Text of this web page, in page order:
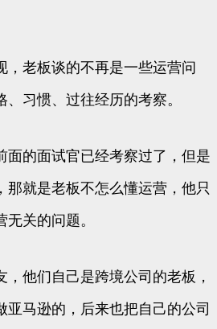
，老板谈的不再是一些运营问
习惯、过往经历的考察。
面的面试官已经考察过了，但是
那就是老板不怎么懂运营，他只
关的问题。
他们自己是跨境公司的老板，
亚马逊的，后来也把自己的公司